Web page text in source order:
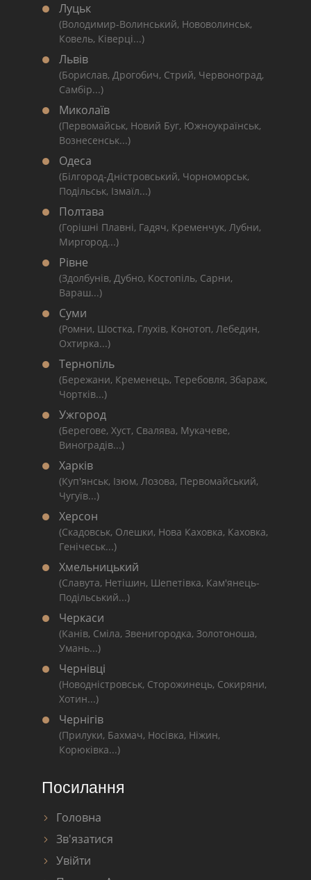
Луцьк
(Володимир-Волинський, Нововолинськ,
Ковель, Ківерці...)
Львів
(Борислав, Дрогобич, Стрий, Червоноград,
Самбір...)
Миколаїв
(Первомайськ, Новий Буг, Южноукраїнськ,
Вознесенськ...)
Одеса
(Білгород-Дністровський, Чорноморськ,
Подільськ, Ізмаїл...)
Полтава
(Горішні Плавні, Гадяч, Кременчук, Лубни,
Миргород...)
Рівне
(Здолбунів, Дубно, Костопіль, Сарни,
Вараш...)
Суми
(Ромни, Шостка, Глухів, Конотоп, Лебедин,
Охтирка...)
Тернопіль
(Бережани, Кременець, Теребовля, Збараж,
Чортків...)
Ужгород
(Берегове, Хуст, Свалява, Мукачеве,
Виноградів...)
Харків
(Куп'янськ, Ізюм, Лозова, Первомайський,
Чугуїв...)
Херсон
(Скадовськ, Олешки, Нова Каховка, Каховка,
Генічеськ...)
Хмельницький
(Славута, Нетішин, Шепетівка, Кам'янець-
Подільський...)
Черкаси
(Канів, Сміла, Звенигородка, Золотоноша,
Умань...)
Чернівці
(Новодністровськ, Сторожинець, Сокиряни,
Хотин...)
Чернігів
(Прилуки, Бахмач, Носівка, Ніжин,
Корюківка...)
Посилання
Головна
Зв'язатися
Увійти